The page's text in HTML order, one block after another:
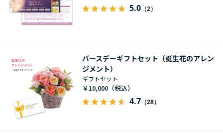
5.0 （2）
バースデーギフトセット（誕生花のアレン
ジメント）
ギフトセット
￥10,000
4.7 （28）